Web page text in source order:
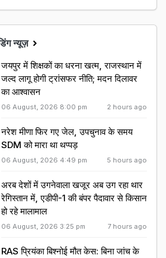
न्यूज़
जयपुर में शिक्षकों का धरना खत्म, राजस्थान में
जल्द लागू होगी ट्रांसफर नीति; मदन दिलावर
का आश्वासन
06 August, 2026 8:00 pm 2 hours ago
नरेश मीणा फिर गए जेल, उपचुनाव के समय
SDM को मारा था थप्पड़
06 August, 2026 4:49 pm 5 hours ago
अरब देशों में उगनेवाला खजूर अब उग रहा थार
रेगिस्तान में, एडीपी-1 की बंपर पैदावार से किसान
हो रहे मालामाल
06 August, 2026 3:25 pm 7 hours ago
RAS प्रियंका बिश्नोई मौत केस: बिना जांच के